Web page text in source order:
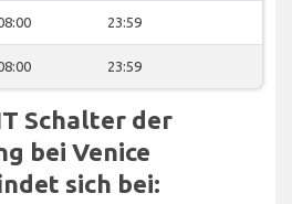
23:59
23:59
Schalter der
bei Venice
sich bei: